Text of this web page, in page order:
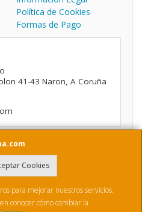
Cookies
para mejorar nuestros servicios.
conocer cómo cambiar la
Política de Cookies
Formas de Pago
41-43 Naron, A Coruña
20:00